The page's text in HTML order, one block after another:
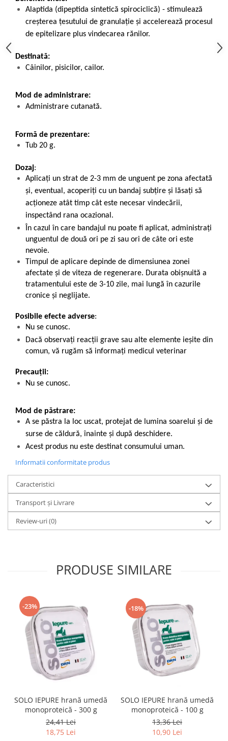
Alaptida (dipeptida sintetică spirociclică) - stimulează
creșterea țesutului de granulație și accelerează procesul
de epitelizare plus vindecarea rănilor.
Destinată:
Câinilor, pisicilor, cailor.
Mod de administrare:
Administrare cutanată.
Formă de prezentare:
Tub 20 g.
Dozaj:
Aplicați un strat de 2-3 mm de unguent pe zona afectată
și, eventual, acoperiți cu un bandaj subțire și lăsați să
acționeze atât timp cât este necesar vindecării,
inspectând rana ocazional.
În cazul în care bandajul nu poate fi aplicat, administrați
unguentul de două ori pe zi sau ori de câte ori este
nevoie.
Timpul de aplicare depinde de dimensiunea zonei
afectate și de viteza de regenerare. Durata obișnuită a
tratamentului este de 3-10 zile, mai lungă în cazurile
cronice și neglijate.
Posibile efecte adverse:
Nu se cunosc.
Dacă observaţi reacţii grave sau alte elemente ieșite din
comun, vă rugăm să informați medicul veterinar
Precauții:
Nu se cunosc.
Mod de păstrare:
A se păstra la loc uscat, protejat de lumina soarelui și de
surse de căldură, înainte și după deschidere.
Acest produs nu este destinat consumului uman.
Informatii conformitate produs
Caracteristici
Transport și Livrare
Review-uri(0)
PRODUSE SIMILARE
-23%
SOLO IEPURE hrană umedă
monoproteică - 300 g
24,41 Lei
18,75 Lei
-18%
SOLO IEPURE hrană umedă
monoproteică - 100 g
13,36 Lei
10,90 Lei